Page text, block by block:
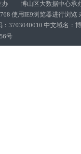
办 博山区大数据中心承
使用IE9浏览器进行浏览
3703040010 中文域名：
号